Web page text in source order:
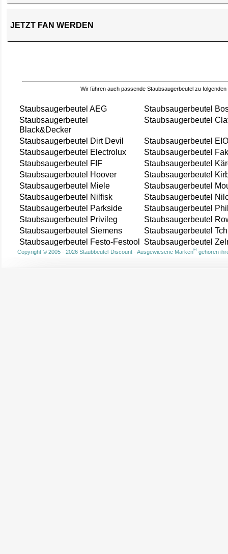
JETZT FAN WERDEN
Wir führen auch passende Staubsaugerbeutel zu folgenden
Staubsaugerbeutel AEG
Staubsaugerbeutel
Staubsaugerbeutel
Black&Decker
Staubsaugerbeutel
Staubsaugerbeutel Dirt Devil
Staubsaugerbeutel
Staubsaugerbeutel Electrolux
Staubsaugerbeutel
Staubsaugerbeutel FIF
Staubsaugerbeutel
Staubsaugerbeutel Hoover
Staubsaugerbeutel
Staubsaugerbeutel Miele
Staubsaugerbeutel
Staubsaugerbeutel Nilfisk
Staubsaugerbeutel
Staubsaugerbeutel Parkside
Staubsaugerbeutel
Staubsaugerbeutel Privileg
Staubsaugerbeutel
Staubsaugerbeutel Siemens
Staubsaugerbeutel
Staubsaugerbeutel Festo-Festool
Staubsaugerbeutel
Copyright © 2005 - 2026 Staubbeutel-Discount - Ausgewiesene Marken®gehören